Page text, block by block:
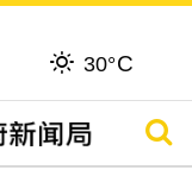
30°C
搜寻